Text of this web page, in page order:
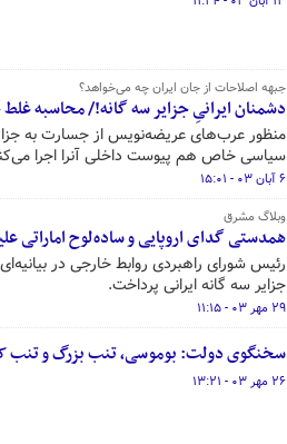
جبهه اصلاحات از جان ایران چه می‌خواهد؟
دشمنان ایرانیِ جزایر سه گانه!/ محاسبه
سیاسی خاص هم پیوست داخلی آنرا اجرا
۶ آبان ۰۳ - ۱۵:۰۱
وبلاگ مشرق
همدستی گدای اروپایی و ساده‌لوح
رئیس شورای راهبردی روابط خارجی در
جزایر سه گانه ایرانی پرداخت.
۲۹ مهر ۰۳ - ۱۱:۱۵
سخنگوی دولت: بوموسی، تنب بزرگ و تنب
۲۶ مهر ۰۳ - ۱۳:۲۱